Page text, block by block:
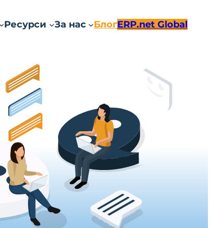
Ресурси За нас БлогERP.net Global